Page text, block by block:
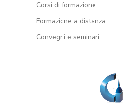
Corsi di formazione
Formazione a distanza
Convegni e seminari